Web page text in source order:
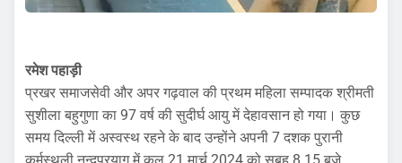
रमेश पहाड़ी
प्रखर समाजसेवी और अपर गढ़वाल की प्रथम महिला सम्पादक श्रीमती
सुशीला बहुगुणा का 97 वर्ष की सुदीर्घ आयु में देहावसान हो गया। कुछ
समय दिल्ली में अस्वस्थ रहने के बाद उन्होंने अपनी 7 दशक पुरानी
कर्मस्थली नन्दप्रयाग में कल 21 मार्च 2024 को सुबह 8.15 बजे